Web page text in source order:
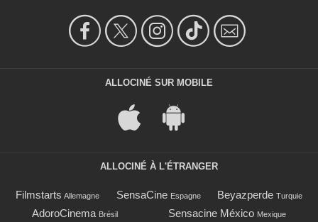
ALLOCINÉ SUR MOBILE
ALLOCINÉ À L'ÉTRANGER
Filmstarts Allemagne SensaCine Espagne Beyazperde Turquie
AdoroCinema Brésil Sensacine México Mexique